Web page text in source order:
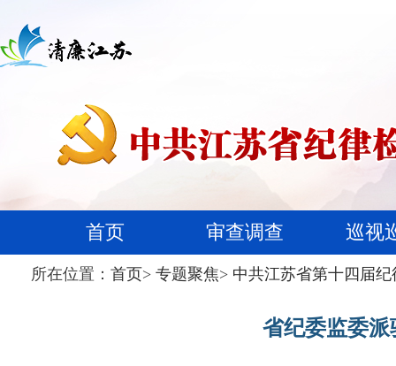
首页 审查调查 巡视
所在位置： 首页> 专题聚焦> 中共江苏省第十四届
省纪委监委